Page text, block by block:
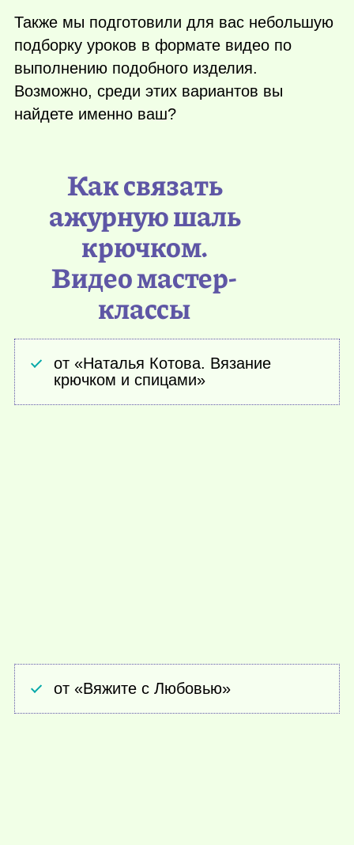
Также мы подготовили для вас небольшую
подборку уроков в формате видео по
выполнению подобного изделия.
Возможно, среди этих вариантов вы
найдете именно ваш?
Как связать
ажурную шаль
крючком.
Видео мастер-
классы
от «Наталья Котова. Вязание
крючком и спицами»
от «Вяжите с Любовью»